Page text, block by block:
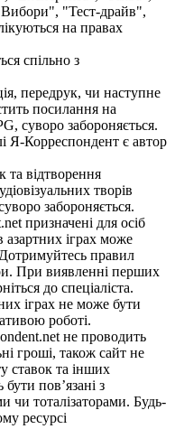
"Тест-драйв",
на правах
спільно з
передрук, чи наступне
посилання на
суворо забороняється.
Я-Корреспондент є автор
та відтворення
творів
забороняється.
призначені для осіб
іграх може
правил
При виявленні перших
до спеціаліста.
іграх не може бути
роботі.
не проводить
гроші, також сайт не
ставок та інших
пов’язані з
чи тоталізаторами. Будь-
ресурсі